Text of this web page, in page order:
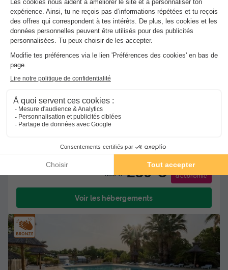
Camping l'Océan★★★★★
Brem Sur Mer -Voir sur la carte
Avis TripAdvisor
Avis clients
MOBILHOME 5 personnes - AUTHENTIQUE - TV -
Meilleur prix pour 7 nuits
350 € 239 € -31%
d'économie
Voir les hébergements